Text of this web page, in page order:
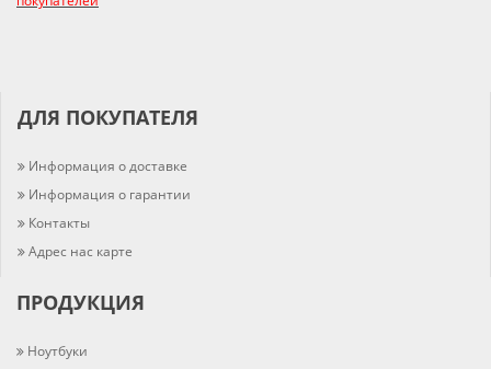
ДЛЯ ПОКУПАТЕЛЯ
Информация о доставке
Информация о гарантии
Контакты
Адрес нас карте
ПРОДУКЦИЯ
Ноутбуки